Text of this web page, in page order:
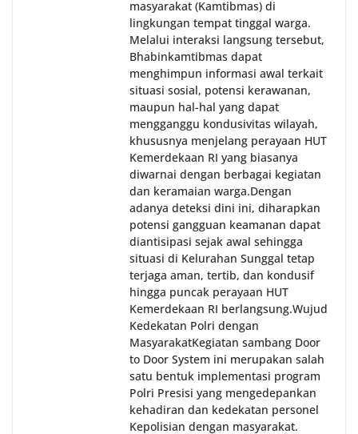
masyarakat (Kamtibmas) di
lingkungan tempat tinggal warga.
Melalui interaksi langsung tersebut,
Bhabinkamtibmas dapat
menghimpun informasi awal terkait
situasi sosial, potensi kerawanan,
maupun hal-hal yang dapat
mengganggu kondusivitas wilayah,
khususnya menjelang perayaan HUT
Kemerdekaan RI yang biasanya
diwarnai dengan berbagai kegiatan
dan keramaian warga.‎‎Dengan
adanya deteksi dini ini, diharapkan
potensi gangguan keamanan dapat
diantisipasi sejak awal sehingga
situasi di Kelurahan Sunggal tetap
terjaga aman, tertib, dan kondusif
hingga puncak perayaan HUT
Kemerdekaan RI berlangsung.‎‎Wujud
Kedekatan Polri dengan
Masyarakat‎Kegiatan sambang Door
to Door System ini merupakan salah
satu bentuk implementasi program
Polri Presisi yang mengedepankan
kehadiran dan kedekatan personel
Kepolisian dengan masyarakat.